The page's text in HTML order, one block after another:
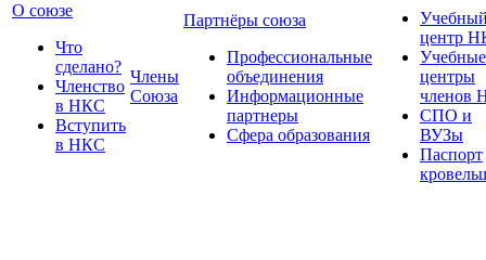
О союзе
Что
сделано?
Членство
в НКС
Вступить
в НКС
Члены
Союза
Партнёры союза
Профессиональные
объединения
Информационные
партнеры
Сфера образования
центр
Учебные
центры
членов
СПО и
ВУЗы
Паспорт